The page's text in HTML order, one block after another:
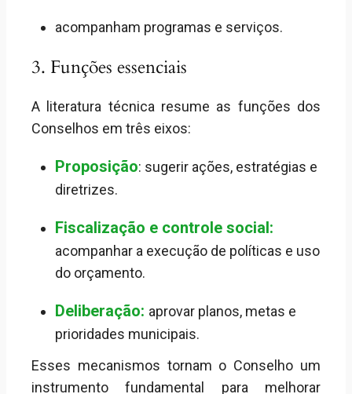
acompanham programas e serviços.
3. Funções essenciais
A literatura técnica resume as funções dos
Conselhos em três eixos:
Proposição: sugerir ações, estratégias e
diretrizes.
Fiscalização e controle social:
acompanhar a execução de políticas e uso
do orçamento.
Deliberação: aprovar planos, metas e
prioridades municipais.
Esses mecanismos tornam o Conselho um
instrumento fundamental para melhorar